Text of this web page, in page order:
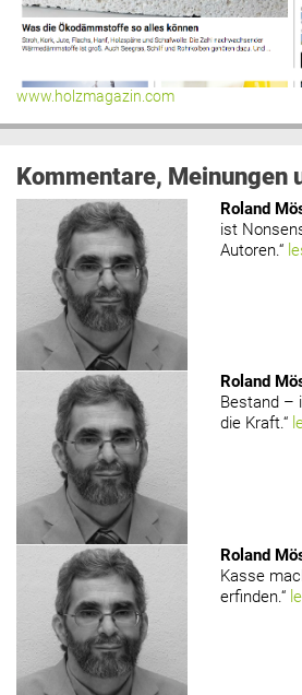
www.holzmagazin.com
Kommentare, Meinungen
Roland
ist
Autoren.“
Roland
Bestand –
die Kraft.“
Roland
Kasse
erfinden.“